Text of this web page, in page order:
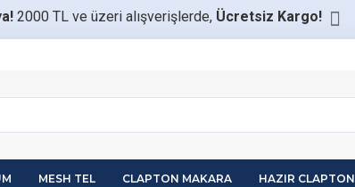
2000 TL ve üzeri alışverişlerde, Ücretsiz Kargo!
MESH TEL CLAPTON MAKARA HAZIR CLAPTON